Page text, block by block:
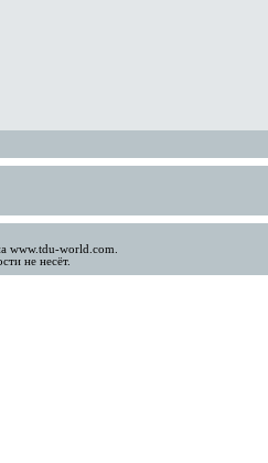
www.tdu-world.com.
не несёт.